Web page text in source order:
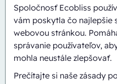
Spoločnosť Ecobliss
vám poskytla čo najlepšie
webovou stránkou.
správanie používateľov,
mohla neustále zlepšovať.
Prečítajte si naše zásady